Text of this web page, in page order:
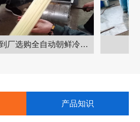
徐州客户到厂选购全自动朝鲜冷面机并进行试机
产品知识